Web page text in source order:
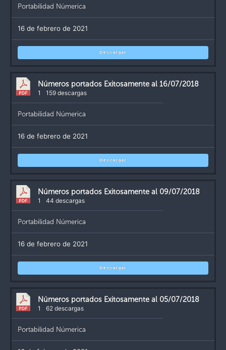
Portabilidad Númerica
16 de febrero de 2021
Descargar
Números portados Exitosamente al 16/07/2018
1 159 descargas
Portabilidad Númerica
16 de febrero de 2021
Descargar
Números portados Exitosamente al 09/07/2018
1 44 descargas
Portabilidad Númerica
16 de febrero de 2021
Descargar
Números portados Exitosamente al 05/07/2018
1 62 descargas
Portabilidad Númerica